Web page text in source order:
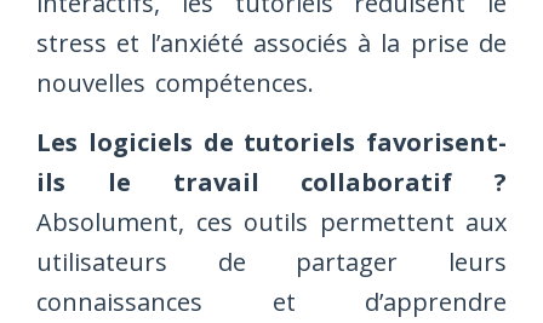
stress et l’anxiété associés à la prise de
nouvelles compétences.
Les logiciels de tutoriels favorisent-
ils le travail collaboratif ?
Absolument, ces outils permettent aux
utilisateurs de partager leurs
connaissances et d’apprendre